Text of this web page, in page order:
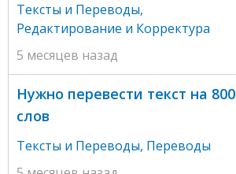
Тексты и Переводы,
Редактирование и Корректура
5 месяцев назад
Нужно перевести текст на 800
слов
Тексты и Переводы, Переводы